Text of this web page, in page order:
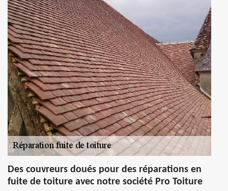
Des couvreurs doués pour des réparations en
fuite de toiture avec notre société Pro Toiture